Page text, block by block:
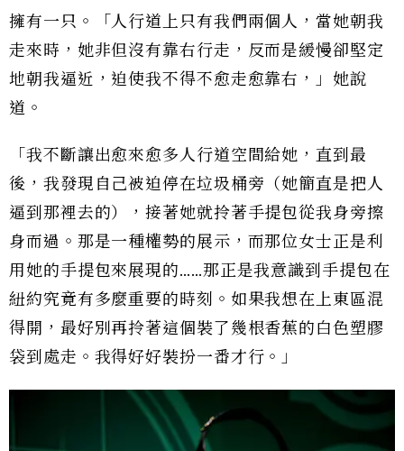
擁有一只。「人行道上只有我們兩個人，當她朝我
走來時，她非但沒有靠右行走，反而是緩慢卻堅定
地朝我逼近，迫使我不得不愈走愈靠右，」她說
道。
「我不斷讓出愈來愈多人行道空間給她，直到最
後，我發現自己被迫停在垃圾桶旁（她簡直是把人
逼到那裡去的），接著她就拎著手提包從我身旁擦
身而過。那是一種權勢的展示，而那位女士正是利
用她的手提包來展現的……那正是我意識到手提包在
紐約究竟有多麼重要的時刻。如果我想在上東區混
得開，最好別再拎著這個裝了幾根香蕉的白色塑膠
袋到處走。我得好好裝扮一番才行。」